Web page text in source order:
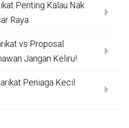
Penting Kalau Nak
Raya
vs Proposal
Jangan Keliru!
Peniaga Kecil